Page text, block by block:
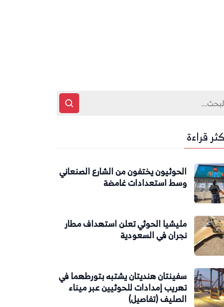
قراءة
الحوثيون يختفون من الشارع الصنعاني
وسط استعدادات غامضة
مليشيا الحوثي تعلن استهداف مطار
نجران في السعودية
سفينتان هنديتان يشتبه بتورطهما في
تهريب إمدادات للحوثيين عبر ميناء
الصليف (تفاصيل)